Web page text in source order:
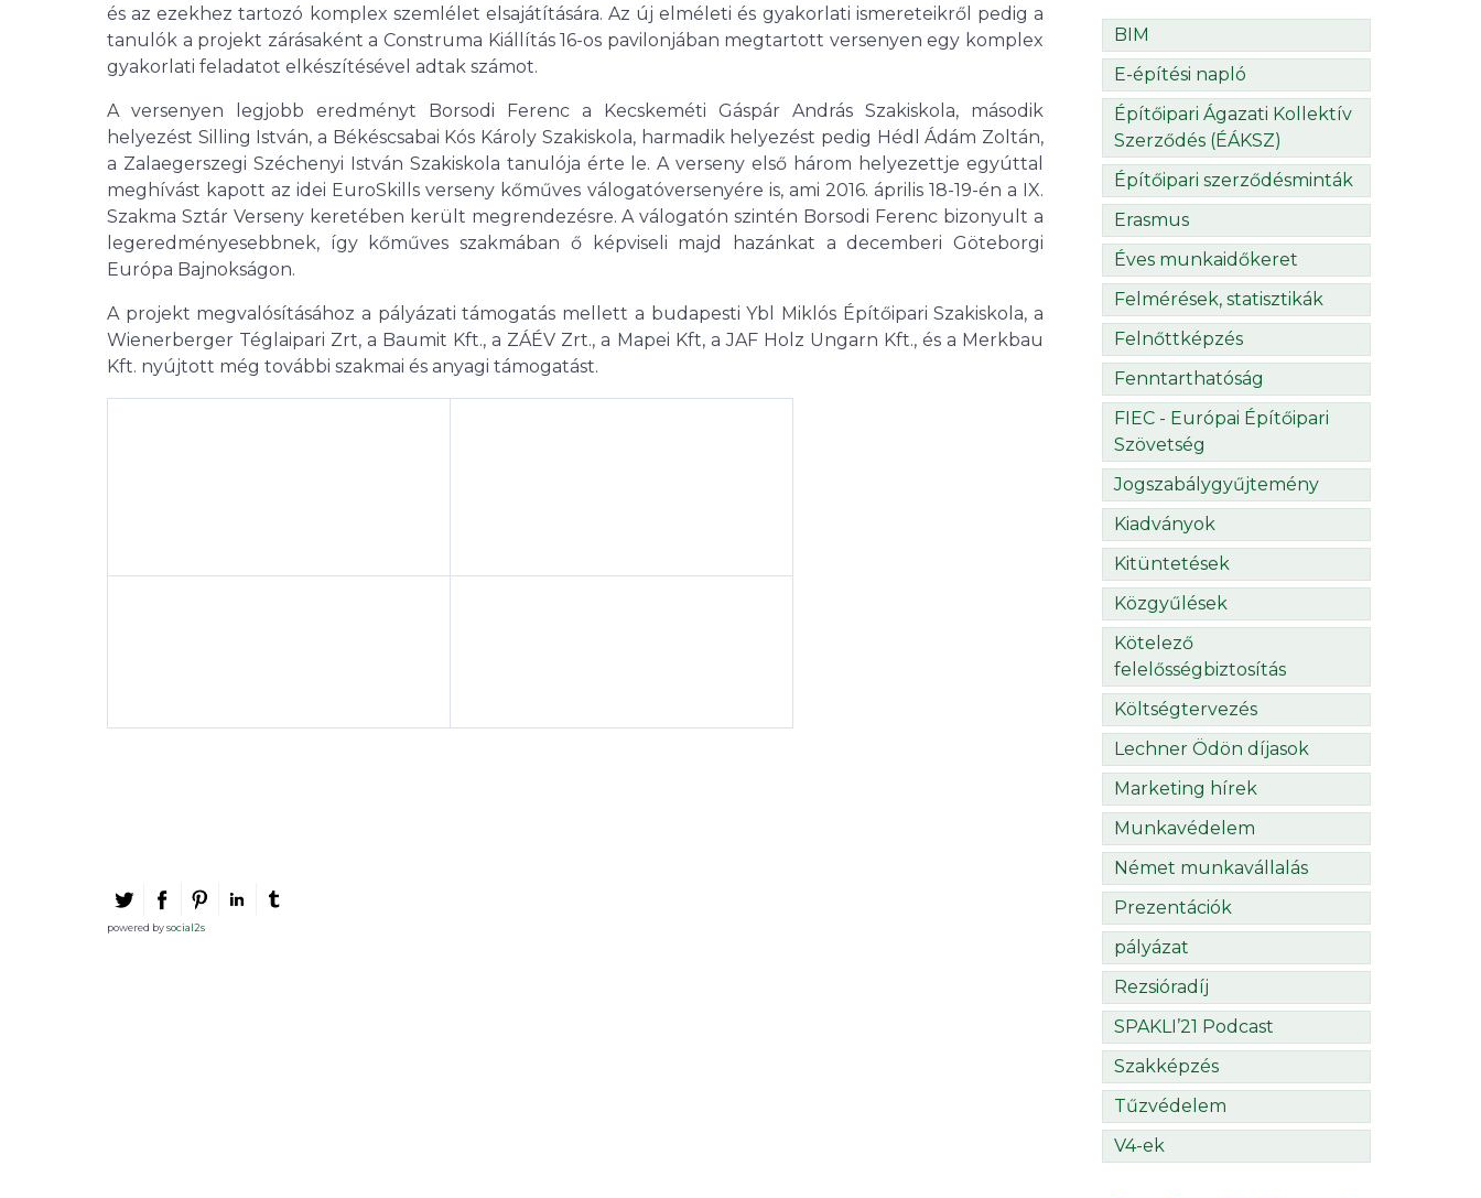
és az ezekhez tartozó komplex szemlélet elsajátítására. Az új elméleti és gyakorlati ismereteikről pedig a
tanulók a projekt zárásaként a Construma Kiállítás 16-os pavilonjában megtartott versenyen egy komplex
gyakorlati feladatot elkészítésével adtak számot.
A versenyen legjobb eredményt Borsodi Ferenc a Kecskeméti Gáspár András Szakiskola, második
helyezést Silling István, a Békéscsabai Kós Károly Szakiskola, harmadik helyezést pedig Hédl Ádám Zoltán,
a Zalaegerszegi Széchenyi István Szakiskola tanulója érte le. A verseny első három helyezettje egyúttal
meghívást kapott az idei EuroSkills verseny kőműves válogatóversenyére is, ami 2016. április 18-19-én a IX.
Szakma Sztár Verseny keretében került megrendezésre. A válogatón szintén Borsodi Ferenc bizonyult a
legeredményesebbnek, így kőműves szakmában ő képviseli majd hazánkat a decemberi Göteborgi
Európa Bajnokságon.
A projekt megvalósításához a pályázati támogatás mellett a budapesti Ybl Miklós Építőipari Szakiskola, a
Wienerberger Téglaipari Zrt, a Baumit Kft., a ZÁÉV Zrt., a Mapei Kft, a JAF Holz Ungarn Kft., és a Merkbau
Kft. nyújtott még további szakmai és anyagi támogatást.
powered bysocial2s
BIM
E-építési napló
Építőipari Ágazati Kollektív
Szerződés (ÉÁKSZ)
Építőipari szerződésminták
Erasmus
Éves munkaidőkeret
Felmérések, statisztikák
Felnőttképzés
Fenntarthatóság
FIEC - Európai Építőipari
Szövetség
Jogszabálygyűjtemény
Kiadványok
Kitüntetések
Közgyűlések
Kötelező
felelősségbiztosítás
Költségtervezés
Lechner Ödön díjasok
Marketing hírek
Munkavédelem
Német munkavállalás
Prezentációk
pályázat
Rezsióradíj
SPAKLI’21 Podcast
Szakképzés
Tűzvédelem
V4-ek